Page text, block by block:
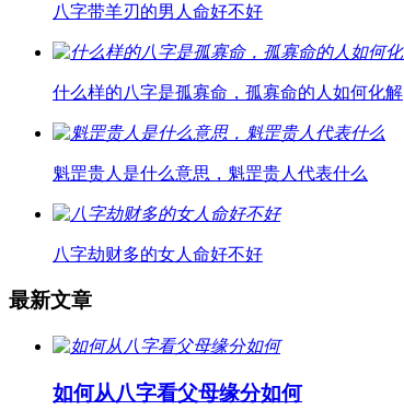
八字带羊刃的男人命好不好
什么样的八字是孤寡命，孤寡命的人如何化解
魁罡贵人是什么意思，魁罡贵人代表什么
八字劫财多的女人命好不好
最新文章
如何从八字看父母缘分如何